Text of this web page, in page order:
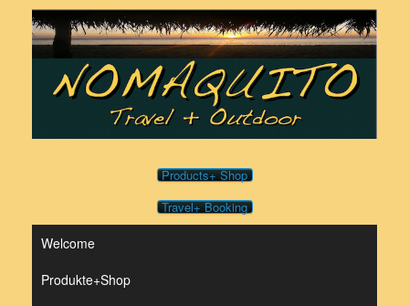
content
Products+ Shop
Travel+ Booking
Welcome
Produkte+Shop